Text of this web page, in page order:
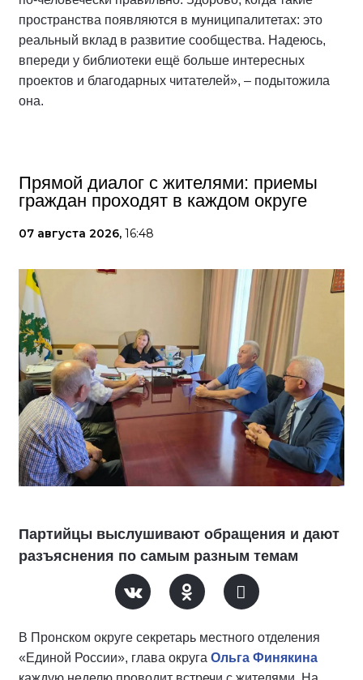
пространства появляются в муниципалитетах: это
реальный вклад в развитие сообщества. Надеюсь,
впереди у библиотеки ещё больше интересных
проектов и благодарных читателей», – подытожила
она.
Прямой диалог с жителями: приемы
граждан проходят в каждом округе
07 августа 2026, 16:48
Партийцы выслушивают обращения и дают
разъяснения по самым разным темам
В Пронском округе секретарь местного отделения
«Единой России», глава округа Ольга Финякина